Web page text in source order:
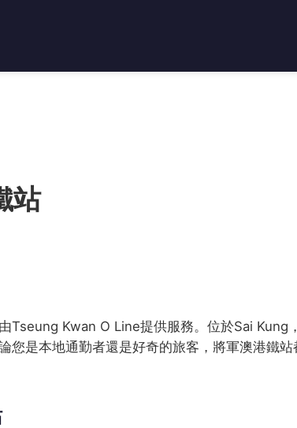
站
Tseung Kwan O Line提供服務。位於Sai Kung
您是本地通勤者還是好奇的旅客，將軍澳港鐵